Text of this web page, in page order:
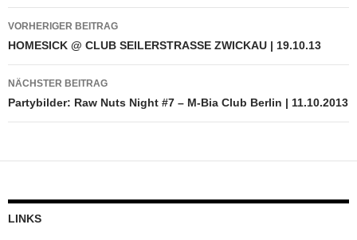
Beitragsnavigation
VORHERIGER BEITRAG
HOMESICK @ CLUB SEILERSTRASSE ZWICKAU | 19.10.13
NÄCHSTER BEITRAG
Partybilder: Raw Nuts Night #7 – M-Bia Club Berlin | 11.10.2013
LINKS